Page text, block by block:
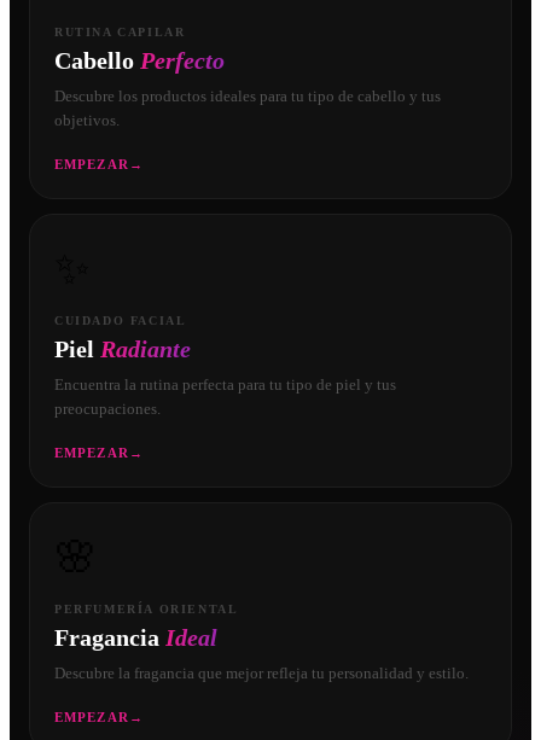
RUTINA CAPILAR
Cabello Perfecto
Descubre los productos ideales para tu tipo de cabello y tus
objetivos.
EMPEZAR →
CUIDADO FACIAL
Piel Radiante
Encuentra la rutina perfecta para tu tipo de piel y tus
preocupaciones.
EMPEZAR →
PERFUMERÍA ORIENTAL
Fragancia Ideal
Descubre la fragancia que mejor refleja tu personalidad y estilo.
EMPEZAR →